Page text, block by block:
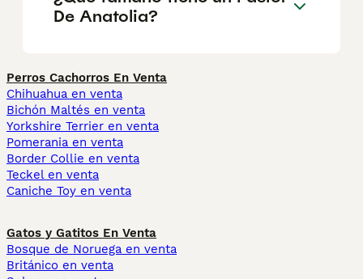
De Anatolia?
Perros Cachorros En Venta
Chihuahua en venta
Bichón Maltés en venta
Yorkshire Terrier en venta
Pomerania en venta
Border Collie en venta
Teckel en venta
Caniche Toy en venta
Gatos y Gatitos En Venta
Bosque de Noruega en venta
Británico en venta